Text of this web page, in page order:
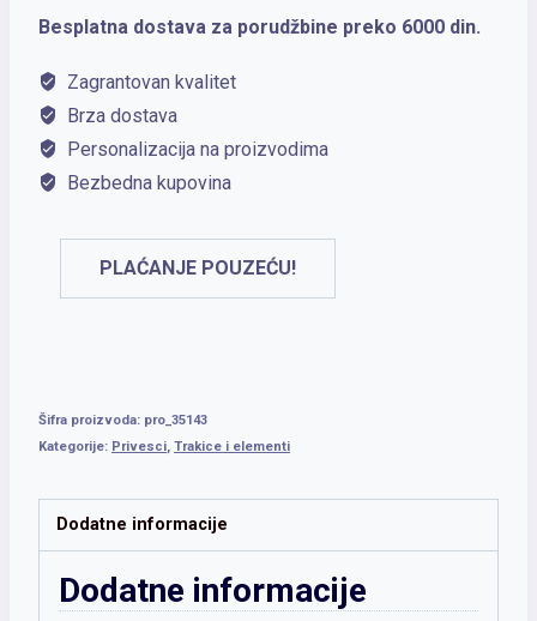
PRO
Besplatna dostava za porudžbine preko 6000 din.
Zagrantovan kvalitet
Brza dostava
Personalizacija na proizvodima
Bezbedna kupovina
PLAĆANJE POUZEĆU!
Šifra proizvoda: pro_35143
Kategorije: Privesci Trakice i elementi
Dodatne informacije
Dodatne informacije